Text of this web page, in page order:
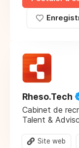
Rheso.Tech
Cabinet de
Talent &
Site web